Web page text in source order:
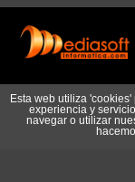
Esta web utiliza
experiencia y
navegar o utilizar